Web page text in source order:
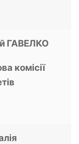
ГАВЕЛКО
комісії